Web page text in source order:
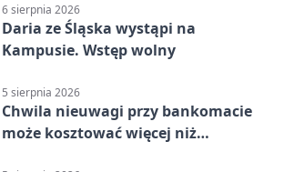
6 sierpnia 2026
Daria ze Śląska wystąpi na
Kampusie. Wstęp wolny
5 sierpnia 2026
Chwila nieuwagi przy bankomacie
może kosztować więcej niż